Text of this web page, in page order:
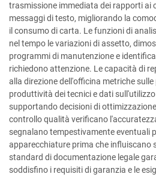
trasmissione immediata dei rapporti ai
messaggi di testo, migliorando la
il consumo di carta. Le funzioni di
nel tempo le variazioni di assetto,
programmi di manutenzione e
richiedono attenzione. Le capacità di
alla direzione dell'officina metriche
produttività dei tecnici e dati
supportando decisioni di
controllo qualità verificano
segnalano tempestivamente eventuali
apparecchiature prima che influiscano
standard di documentazione legale
soddisfino i requisiti di garanzia e le